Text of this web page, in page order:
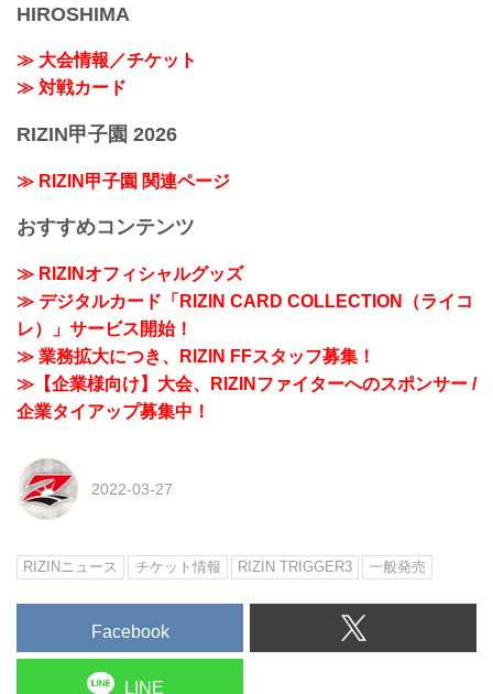
HIROSHIMA
≫ 大会情報／チケット
≫ 対戦カード
RIZIN甲子園 2026
≫ RIZIN甲子園 関連ページ
おすすめコンテンツ
≫ RIZINオフィシャルグッズ
≫ デジタルカード「RIZIN CARD COLLECTION（ライコ
レ）」サービス開始！
≫ 業務拡大につき、RIZIN FFスタッフ募集！
≫【企業様向け】大会、RIZINファイターへのスポンサー /
企業タイアップ募集中！
2022-03-27
RIZINニュース チケット情報 RIZIN TRIGGER3 一般発売
Facebook
LINE